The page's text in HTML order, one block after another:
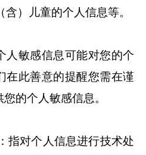
）儿童的个人信息等。
人敏感信息可能对您的个
在此善意的提醒您需在谨
的个人敏感信息。
指对个人信息进行技术处